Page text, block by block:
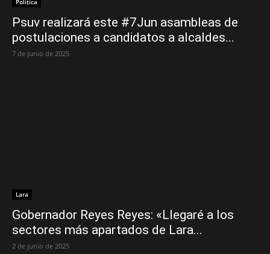
Política
Psuv realizará este #7Jun asambleas de
postulaciones a candidatos a alcaldes...
7 de junio de 2025
Lara
Gobernador Reyes Reyes: «Llegaré a los
sectores más apartados de Lara...
2 de junio de 2025